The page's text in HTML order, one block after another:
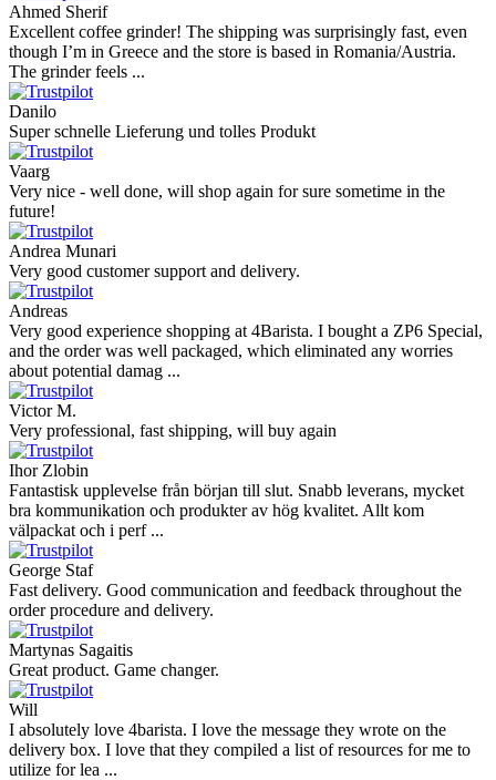
Ahmed Sherif
Excellent coffee grinder! The shipping was surprisingly fast, even
though I’m in Greece and the store is based in Romania/Austria.
The grinder feels ...
Danilo
Super schnelle Lieferung und tolles Produkt
Vaarg
Very nice - well done, will shop again for sure sometime in the
future!
Andrea Munari
Very good customer support and delivery.
Andreas
Very good experience shopping at 4Barista. I bought a ZP6 Special,
and the order was well packaged, which eliminated any worries
about potential damag ...
Victor M.
Very professional, fast shipping, will buy again
Ihor Zlobin
Fantastisk upplevelse från början till slut. Snabb leverans, mycket
bra kommunikation och produkter av hög kvalitet. Allt kom
välpackat och i perf ...
George Staf
Fast delivery. Good communication and feedback throughout the
order procedure and delivery.
Martynas Sagaitis
Great product. Game changer.
Will
I absolutely love 4barista. I love the message they wrote on the
delivery box. I love that they compiled a list of resources for me to
utilize for lea ...